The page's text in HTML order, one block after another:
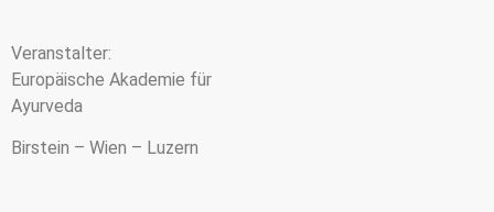
Veranstalter:
Europäische Akademie für
Ayurveda
Birstein – Wien – Luzern